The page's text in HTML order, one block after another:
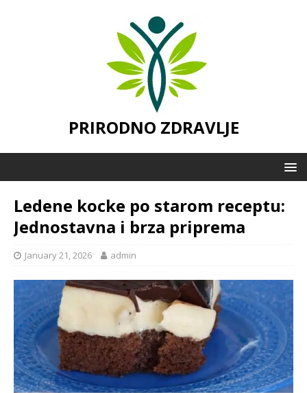
PRIRODNO ZDRAVLJE
Ledene kocke po starom receptu:
Jednostavna i brza priprema
January 21, 2026 admin